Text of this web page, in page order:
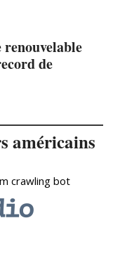
de
américains